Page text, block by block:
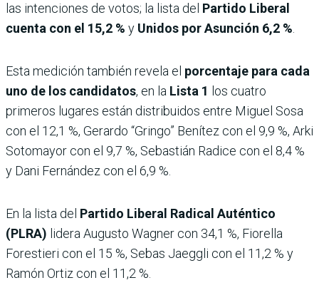
las intenciones de votos; la lista del Partido Liberal
cuenta con el 15,2 % y Unidos por Asunción 6,2 %.
Esta medición también revela el porcentaje para cada
uno de los candidatos, en la Lista 1 los cuatro
primeros lugares están distribuidos entre Miguel Sosa
con el 12,1 %, Gerardo “Gringo” Benítez con el 9,9 %, Arki
Sotomayor con el 9,7 %, Sebastián Radice con el 8,4 %
y Dani Fernández con el 6,9 %.
En la lista del Partido Liberal Radical Auténtico
(PLRA) lidera Augusto Wagner con 34,1 %, Fiorella
Forestieri con el 15 %, Sebas Jaeggli con el 11,2 % y
Ramón Ortiz con el 11,2 %.